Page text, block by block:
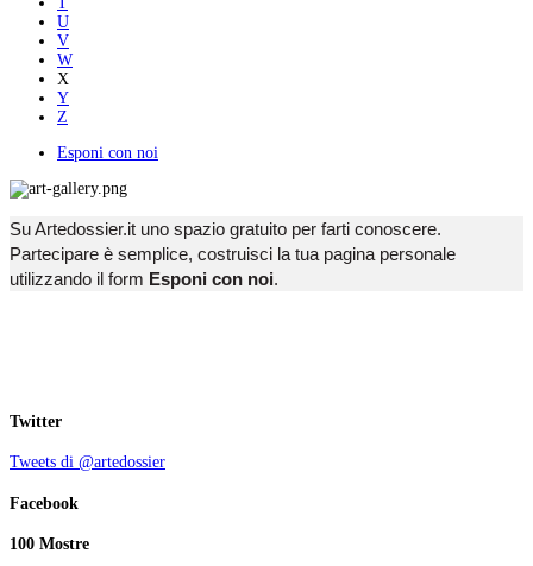
U
V
W
X
Y
Z
Esponi con noi
Su Artedossier.it uno spazio gratuito per farti conoscere.
Partecipare è semplice, costruisci la tua pagina personale
utilizzando il form Esponi con noi.
Twitter
Tweets di @artedossier
Facebook
100 Mostre